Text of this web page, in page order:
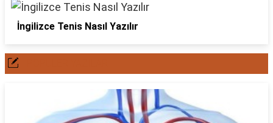
İngilizce Tenis Nasıl Yazılır